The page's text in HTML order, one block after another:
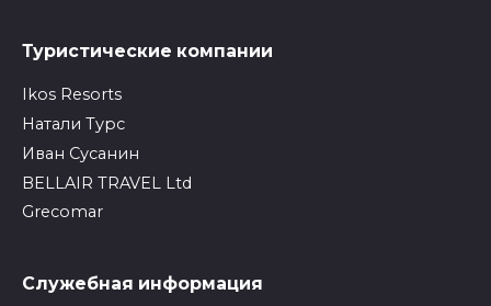
Туристические компании
Ikos Resorts
Натали Турс
Иван Сусанин
BELLAIR TRAVEL Ltd
Grecomar
Служебная информация